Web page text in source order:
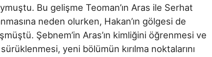
Bu gelişme Teoman’ın Aras ile Serhat
neden olurken, Hakan’ın gölgesi de
Şebnem’in Aras’ın kimliğini öğrenmesi ve
yeni bölümün kırılma noktalarını